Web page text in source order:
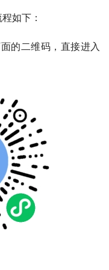
如下：
的二维码，直接进入